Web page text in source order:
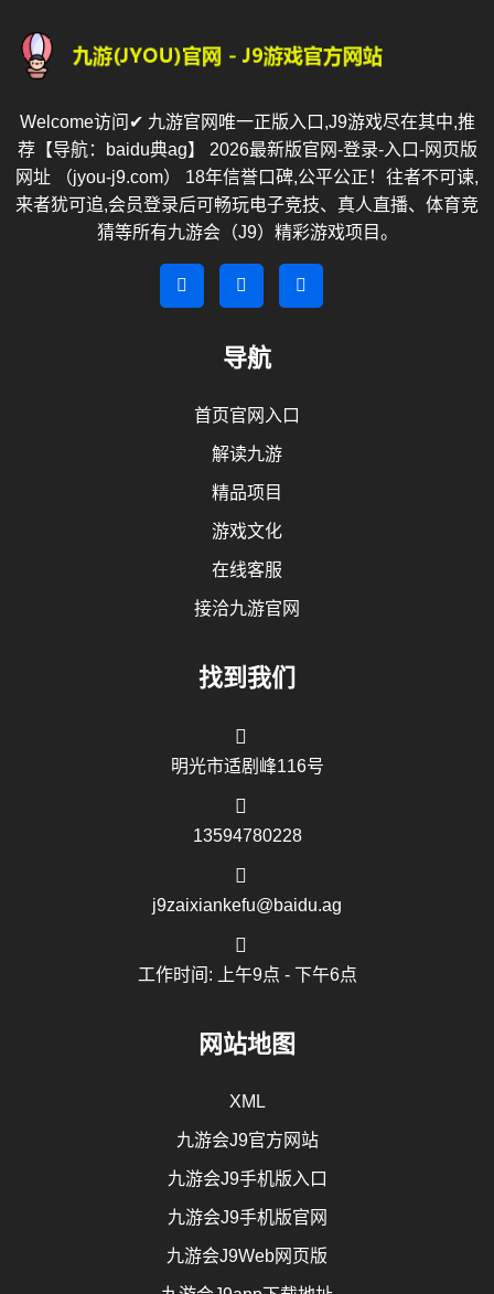
Welcome访问✔ 九游官网唯一正版入口,J9游戏尽在其中,推
荐【导航：baidu典ag】 2026最新版官网-登录-入口-网页版
网址 （jyou-j9.com） 18年信誉口碑,公平公正！往者不可谏,
来者犹可追,会员登录后可畅玩电子竞技、真人直播、体育竞
猜等所有九游会（J9）精彩游戏项目。
导航
首页官网入口
解读九游
精品项目
游戏文化
在线客服
接洽九游官网
找到我们
明光市适剧峰116号
13594780228
j9zaixiankefu@baidu.ag
工作时间: 上午9点 - 下午6点
网站地图
XML
九游会J9官方网站
九游会J9手机版入口
九游会J9手机版官网
九游会J9Web网页版